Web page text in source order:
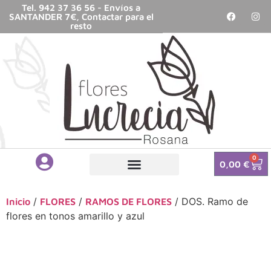
Tel. 942 37 36 56 - Envíos a
SANTANDER 7€, Contactar para el
resto
0,00€
0
Inicio / FLORES / RAMOS DE FLORES / DOS. Ramo de
flores en tonos amarillo y azul